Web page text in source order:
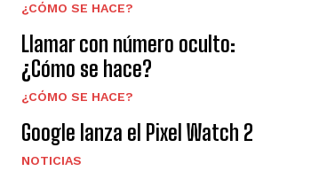
¿CÓMO SE HACE?
Llamar con número oculto:
¿Cómo se hace?
¿CÓMO SE HACE?
Google lanza el Pixel Watch 2
NOTICIAS